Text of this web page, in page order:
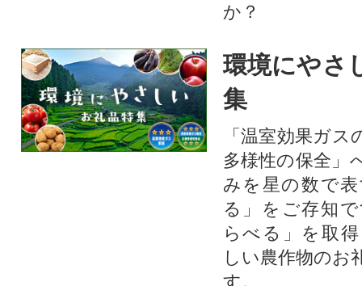
か？​
環境にやさ
集
「温室効果ガ
多様性の保全」
みを星の数で
る」をご存知
らべる」を取
しい農作物のお
す。​